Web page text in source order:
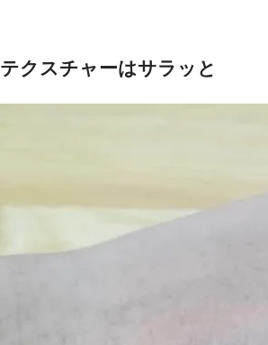
テクスチャーはサラッと